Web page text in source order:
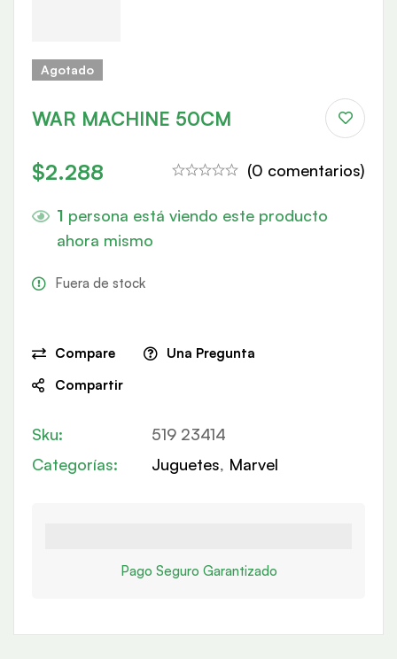
Agotado
WAR MACHINE 50CM
$2.288 (0 comentarios)
1 persona está viendo este producto
ahora mismo
Fuera de stock
Compare
Una Pregunta
Compartir
Sku:
519 23414
Categorías:
Juguetes, Marvel
Pago Seguro Garantizado